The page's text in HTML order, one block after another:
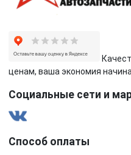
ценам, ваша экономия
Социальные сети и
Способ оплаты